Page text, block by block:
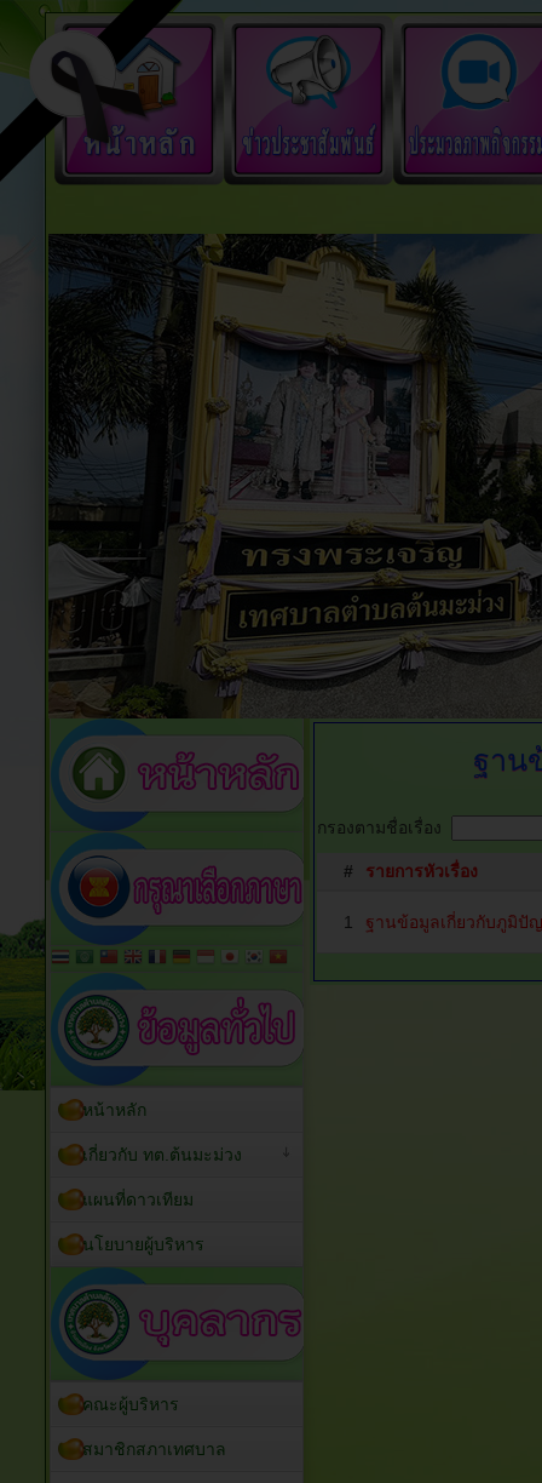
ฐาน
กรองตามชื่อเรื่อง
# รายการหัวเรื่อง
1 ฐานข้อมูลเกี่ยวกับภูมิปั
หน้าหลัก
เกี่ยวกับ ทต.ต้นมะม่วง
แผนที่ดาวเทียม
นโยบายผู้บริหาร
คณะผู้บริหาร
สมาชิกสภาเทศบาล